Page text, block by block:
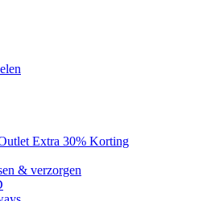
Extra 30% Korting
& verzorgen